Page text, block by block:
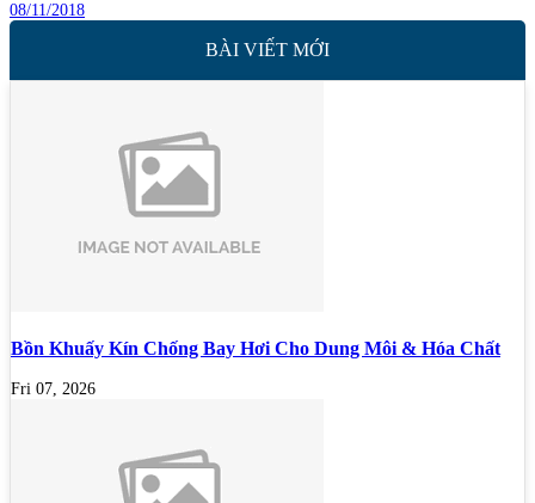
08/11/2018
BÀI VIẾT MỚI
Bồn Khuấy Kín Chống Bay Hơi Cho Dung Môi & Hóa Chất
Fri 07, 2026